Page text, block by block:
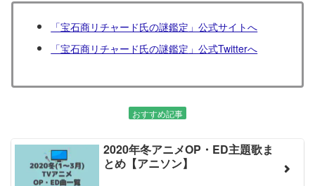
「宝石商リチャード氏の謎鑑定」公式サイトへ
「宝石商リチャード氏の謎鑑定」公式Twitterへ
おすすめ記事
2020年冬アニメOP・ED主題歌ま
とめ【アニソン】